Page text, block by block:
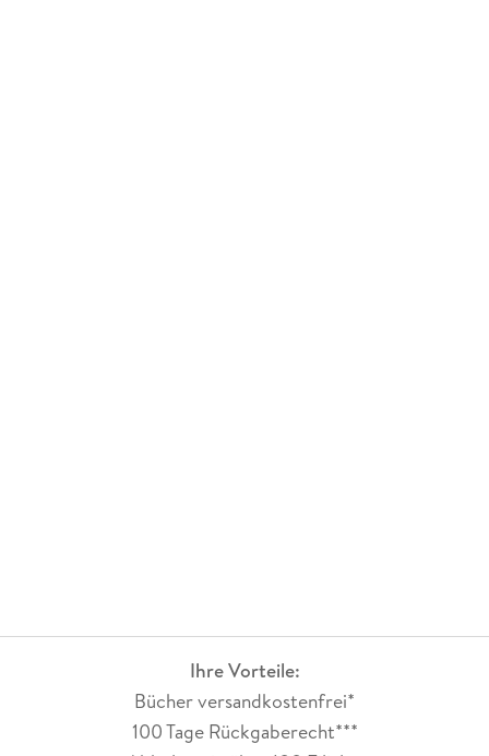
Ihre Vorteile:
Bücher versandkostenfrei*
100 Tage Rückgaberecht***